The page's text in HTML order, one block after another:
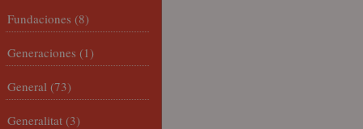
Fundaciones (8)
Generaciones (1)
General (73)
Generalitat (3)